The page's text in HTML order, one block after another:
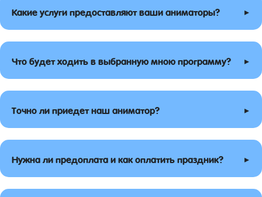
Какие услуги предоставляют ваши аниматоры? ▸
Что будет ходить в выбранную мною программу? ▸
Точно ли приедет наш аниматор? ▸
Нужна ли предоплата и как оплатить праздник? ▸